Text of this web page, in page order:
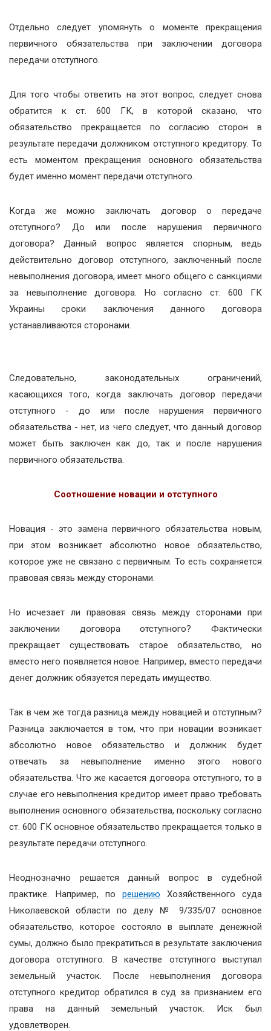
Отдельно следует упомянуть о моменте прекращения
первичного обязательства при заключении договора
передачи отступного.
Для того чтобы ответить на этот вопрос, следует снова
обратится к ст. 600 ГК, в которой сказано, что
обязательство прекращается по согласию сторон в
результате передачи должником отступного кредитору. То
есть моментом прекращения основного обязательства
будет именно момент передачи отступного.
Когда же можно заключать договор о передаче
отступного? До или после нарушения первичного
договора? Данный вопрос является спорным, ведь
действительно договор отступного, заключенный после
невыполнения договора, имеет много общего с санкциями
за невыполнение договора. Но согласно ст. 600 ГК
Украины сроки заключения данного договора
устанавливаются сторонами.
Следовательно, законодательных ограничений,
касающихся того, когда заключать договор передачи
отступного - до или после нарушения первичного
обязательства - нет, из чего следует, что данный договор
может быть заключен как до, так и после нарушения
первичного обязательства.
Соотношение новации и отступного
Новация - это замена первичного обязательства новым,
при этом возникает абсолютно новое обязательство,
которое уже не связано с первичным. То есть сохраняется
правовая связь между сторонами.
Но исчезает ли правовая связь между сторонами при
заключении договора отступного? Фактически
прекращает существовать старое обязательство, но
вместо него появляется новое. Например, вместо передачи
денег должник обязуется передать имущество.
Так в чем же тогда разница между новацией и отступным?
Разница заключается в том, что при новации возникает
абсолютно новое обязательство и должник будет
отвечать за невыполнение именно этого нового
обязательства. Что же касается договора отступного, то в
случае его невыполнения кредитор имеет право требовать
выполнения основного обязательства, поскольку согласно
ст. 600 ГК основное обязательство прекращается только в
результате передачи отступного.
Неоднозначно решается данный вопрос в судебной
практике. Например, по решению Хозяйственного суда
Николаевской области по делу № 9/335/07 основное
обязательство, которое состояло в выплате денежной
сумы, должно было прекратиться в результате заключения
договора отступного. В качестве отступного выступал
земельный участок. После невыполнения договора
отступного кредитор обратился в суд за признанием его
права на данный земельный участок. Иск был
удовлетворен.